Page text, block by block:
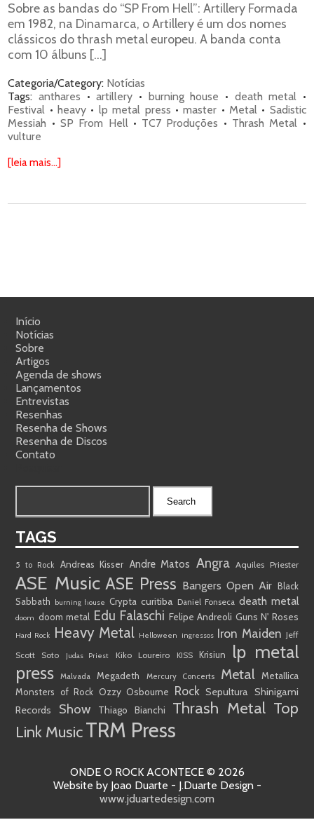
Sobre as bandas do “SP From Hell”: Artillery Formada
em 1982, na Dinamarca, o Artillery é um dos nomes
clássicos do thrash metal europeu. A banda conta
com 10 álbuns […]
Categoria/Category: Notícias
Tags: anthares •artillery • burning house • death metal •
Festival • heavy• lp metal press •master •Metal • Sadistic
Messiah • SP From Hell• TC7 Produções • Thrash Metal •
vulture
[leia mais...]
Início
Notícias
Sobre
Artigos
Agenda de shows
Lançamentos
Entrevistas
Resenhas
Resenha de Shows
Resenha de Discos
Contato
TAGS
5 to Rock Andreas Kisser Andre Matos Angra Aquiles Priester
ASE Music ASE Press Bangers Open Air Black
Sabbath
burning house Crypta curitiba Daniel Fonseca death metal
doom doom metal Edu Falaschi Felipe Andreoli Guns N' Roses
Hard Rock Heavy Metal Helloween ingressos Iron Maiden Jeff
Scott Soto Judas Priest Kiko Loureiro KISS Krisiun
lp metal
press
Malvada Megadeth Mercury Concerts Metal Metallica
Monsters of Rock Ozzy Osbourne Rock Sepultura Shinigami
Records
Show Thiago Bianchi Thrash Metal Top
Link MusicTRM Press
ONDE O ROCK ACONTECE © 2026
Website by Joao Duarte - J.Duarte Design -
www.jduartedesign.com